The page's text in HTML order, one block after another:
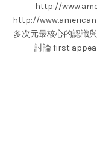
http://
http://
多次元最核心的認識
討論 first